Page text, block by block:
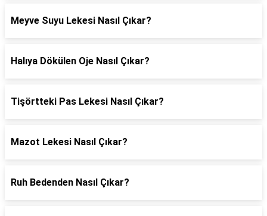
Meyve Suyu Lekesi Nasıl Çıkar?
Halıya Dökülen Oje Nasıl Çıkar?
Tişörtteki Pas Lekesi Nasıl Çıkar?
Mazot Lekesi Nasıl Çıkar?
Ruh Bedenden Nasıl Çıkar?